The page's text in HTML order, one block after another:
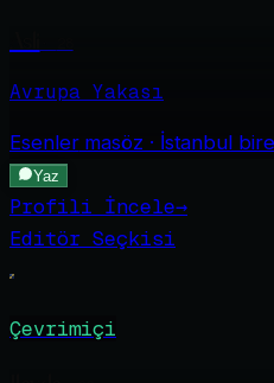
Avrupa Yakası
Esenlermasöz · İstanbul
Yaz
Profili İncele→
Editör Seçkisi
Çevrimiçi